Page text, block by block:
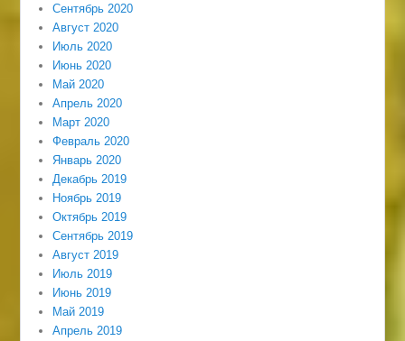
Сентябрь 2020
Август 2020
Июль 2020
Июнь 2020
Май 2020
Апрель 2020
Март 2020
Февраль 2020
Январь 2020
Декабрь 2019
Ноябрь 2019
Октябрь 2019
Сентябрь 2019
Август 2019
Июль 2019
Июнь 2019
Май 2019
Апрель 2019